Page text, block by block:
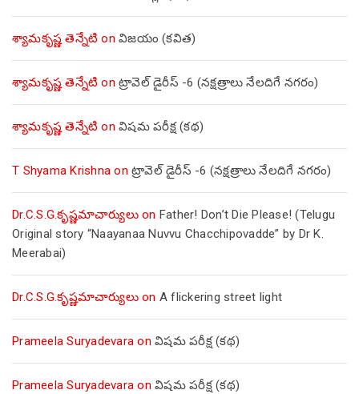
శ్యామకృష్ణ తెన్నేటి on విజయం (కవిత)
శ్యామకృష్ణ తెన్నేటి on ట్రావెల్ డైరీస్ -6 (నక్షత్రాలు నేలదిగే నగరం)
శ్యామకృష్ణ తెన్నేటి on విషమ పరీక్ష (క‌థ‌)
T Shyama Krishna on ట్రావెల్ డైరీస్ -6 (నక్షత్రాలు నేలదిగే నగరం)
Dr.C.S.G.కృష్ణమాచార్యులుon Father! Don’t Die Please! (Telugu
Original story “Naayanaa Nuvvu Chacchipovadde” by Dr K.
Meerabai)
Dr.C.S.G.కృష్ణమాచార్యులుon A flickering street light
Prameela Suryadevara on విషమ పరీక్ష (క‌థ‌)
Prameela Suryadevara on విషమ పరీక్ష (క‌థ‌)